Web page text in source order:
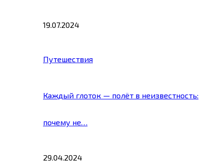
19.07.2024
Путешествия
Каждый глоток — полёт в неизвестность:
почему не…
29.04.2024